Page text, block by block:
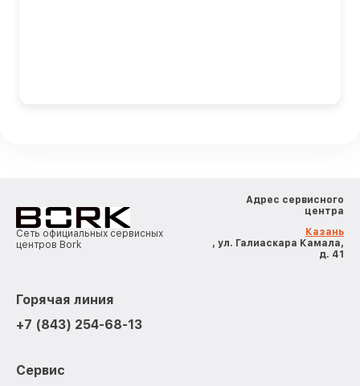
Сеть официальных сервисных
центров Bork
Адрес сервисного
центра
Казань
, ул. Галиаскара Камала,
д. 41
Горячая линия
+7 (843) 254-68-13
Сервис